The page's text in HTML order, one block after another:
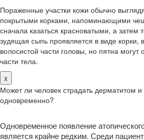
Пораженные участки кожи обычно
покрытыми корками, напоминающими
сначала казаться красноватыми, а затем
зудящая сыпь проявляется в виде корки,
волосистой части головы, но пятна
части тела.
x
Может ли человек страдать дерматитом
одновременно?
Одновременное появление
является крайне редким. Среди